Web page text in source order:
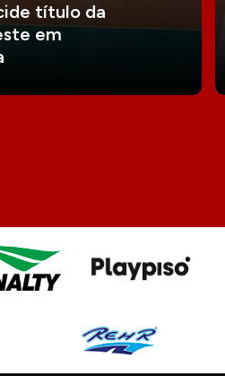
título da
em